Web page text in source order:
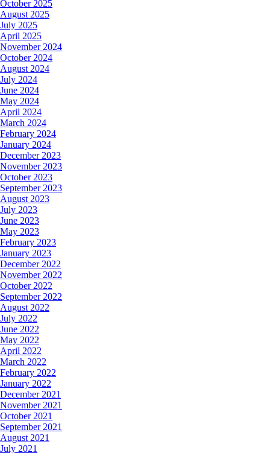
October 2025
August 2025
July 2025
April 2025
November 2024
October 2024
August 2024
July 2024
June 2024
May 2024
April 2024
March 2024
February 2024
January 2024
December 2023
November 2023
October 2023
September 2023
August 2023
July 2023
June 2023
May 2023
February 2023
January 2023
December 2022
November 2022
October 2022
September 2022
August 2022
July 2022
June 2022
May 2022
April 2022
March 2022
February 2022
January 2022
December 2021
November 2021
October 2021
September 2021
August 2021
July 2021